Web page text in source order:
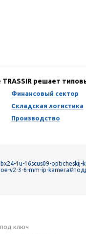
решает
Финансовый сектор
Складская логистика
Производство
1u-16scus09-opticheskij-
v2-3-6-mm-ip-kamera
ключ